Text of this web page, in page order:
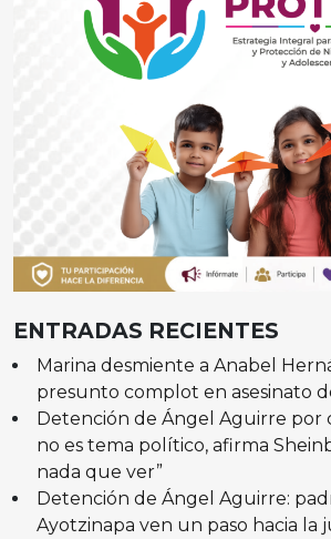
ENTRADAS RECIENTES
Marina desmiente a Anabel
presunto complot en asesinato
Detención de Ángel Aguirre por
no es tema político, afirma
nada que ver”
Detención de Ángel Aguirre:
Ayotzinapa ven un paso hacia la